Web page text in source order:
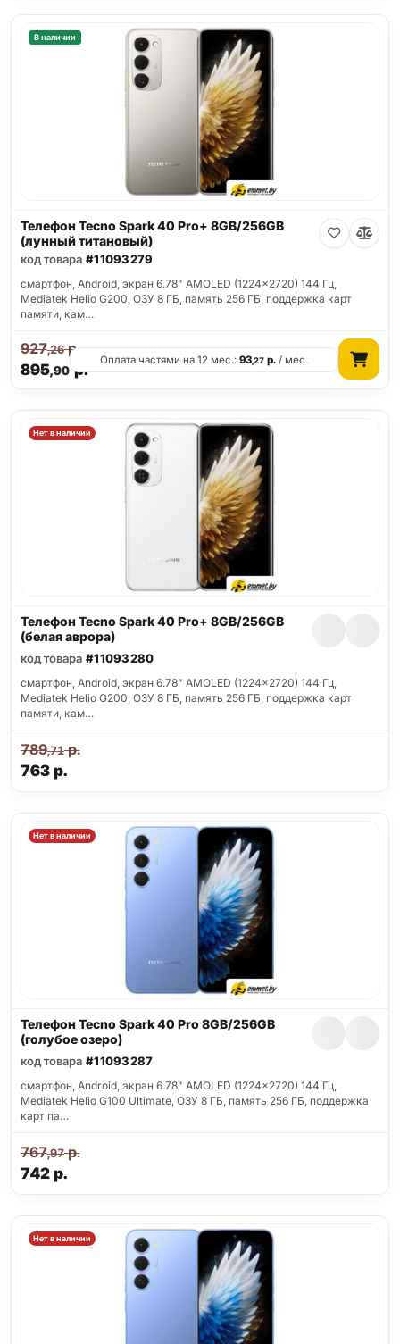
В наличии
Телефон Tecno Spark 40 Pro+ 8GB/256GB
(лунный титановый)
код товара #11093279
смартфон, Android, экран 6.78" AMOLED (1224x2720) 144 Гц,
Mediatek Helio G200, ОЗУ 8 ГБ, память 256 ГБ, поддержка карт
памяти, кам…
895,90р.
927,26р.
Оплата частями на 12 мес.:93,27 р. / мес.
Нет в наличии
Телефон Tecno Spark 40 Pro+ 8GB/256GB
(белая аврора)
код товара #11093280
смартфон, Android, экран 6.78" AMOLED (1224x2720) 144 Гц,
Mediatek Helio G200, ОЗУ 8 ГБ, память 256 ГБ, поддержка карт
памяти, кам…
763р.
789,71р.
Нет в наличии
Телефон Tecno Spark 40 Pro 8GB/256GB
(голубое озеро)
код товара #11093287
смартфон, Android, экран 6.78" AMOLED (1224x2720) 144 Гц,
Mediatek Helio G100 Ultimate, ОЗУ 8 ГБ, память 256 ГБ, поддержка
карт па…
742р.
767,97р.
Нет в наличии